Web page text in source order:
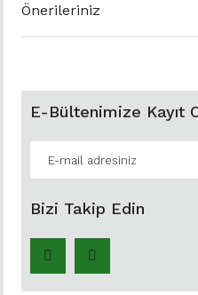
Önerileriniz
E-Bültenimize Kayıt
Bizi Takip Edin